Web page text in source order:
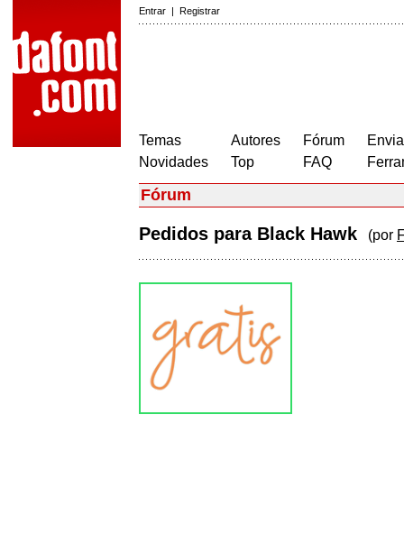
Entrar | Registrar
Temas
Novidades
Autores
Top
Fórum
FAQ
Fórum
Pedidos para Black Hawk (por